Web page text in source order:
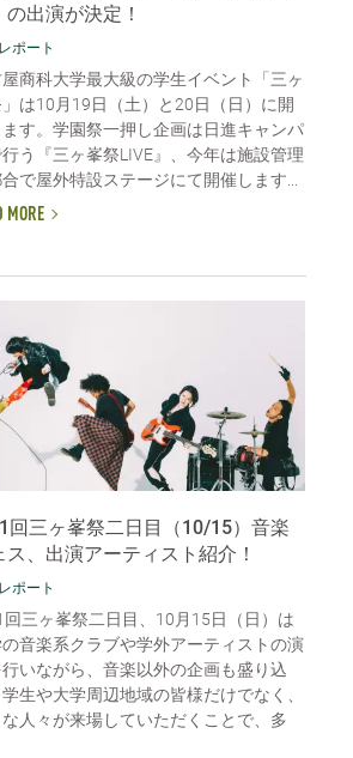
の出演が決定！
ポート
商科大学最大級の学生イベント「三ヶ
は10月19日（土）と20日（日）に開
す。学園祭一押し企画は日進キャンパ
行う『三ヶ峯祭LIVE』、今年は施設管理
で屋外特設ステージにて開催します...
MORE
回三ヶ峯祭二日目（10/15）音楽
ス、出演アーティスト紹介！
ポート
回三ヶ峯祭二日目、10月15日（日）は
音楽系クラブや学外アーティストの演
いながら、音楽以外の企画も盛り込
生や大学周辺地域の皆様だけでなく、
人々が来場していただくことで、多